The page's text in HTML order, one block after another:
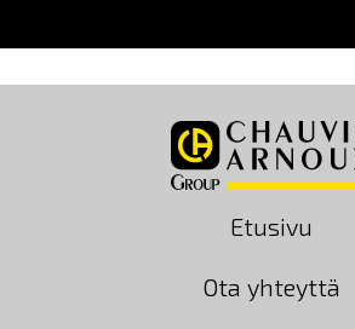
Etusivu
Ota yhteyttä